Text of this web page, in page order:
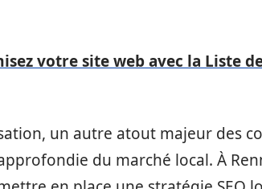
votre site web avec la Liste
un autre atout majeur des
du marché local. À